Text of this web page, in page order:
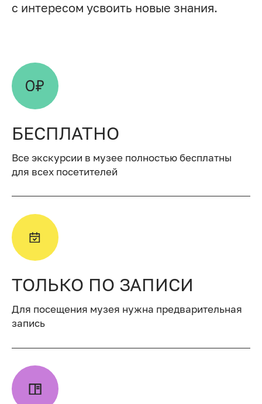
с интересом усвоить новые знания.
БЕСПЛАТНО
Все экскурсии в музее полностью бесплатны
для всех посетителей
ТОЛЬКО ПО ЗАПИСИ
Для посещения музея нужна предварительная
запись